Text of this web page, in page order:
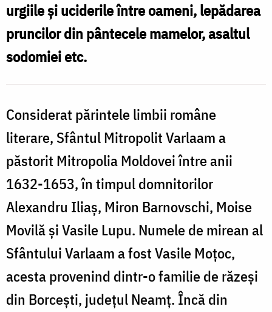
urgiile şi uciderile între oameni, lepădarea
pruncilor din pântecele mamelor, asaltul
sodomiei etc.
Considerat părintele limbii române
literare, Sfântul Mitropolit Varlaam a
păstorit Mitropolia Moldovei între anii
1632-1653, în timpul domnitorilor
Alexandru Iliaş, Miron Barnovschi, Moise
Movilă şi Vasile Lupu. Numele de mirean al
Sfântului Varlaam a fost Vasile Moţoc,
acesta provenind dintr-o familie de răzeşi
din Borceşti, judeţul Neamţ. Încă din